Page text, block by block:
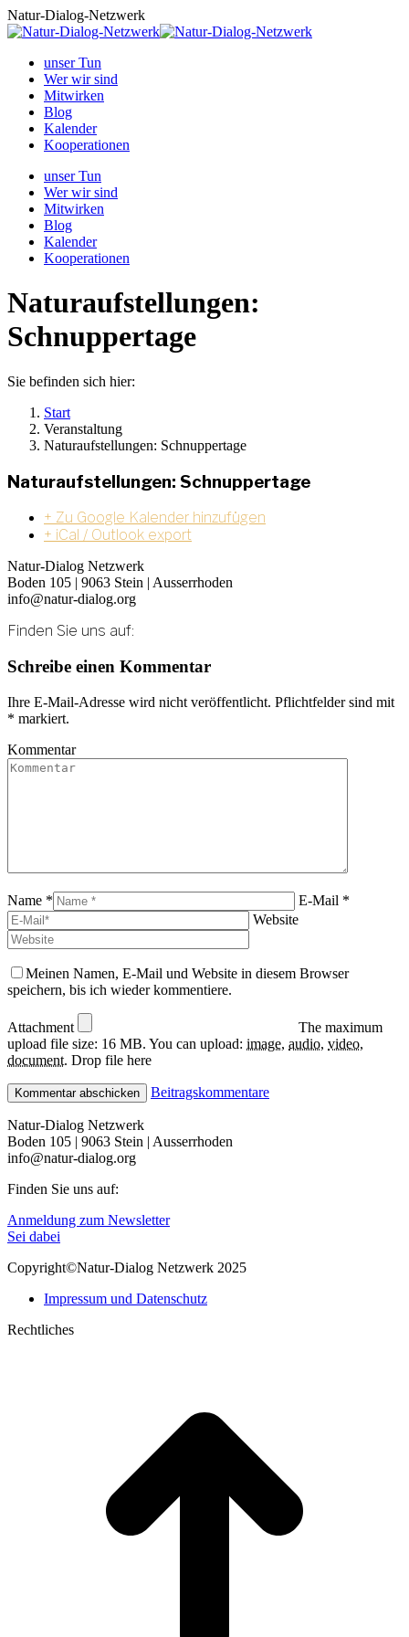
Zum
Inhalt
Natur-Dialog-Netzwerk
unser Tun
Wer wir sind
Mitwirken
Blog
Kalender
Kooperationen
unser Tun
Wer wir sind
Mitwirken
Blog
Kalender
Kooperationen
Naturaufstellungen:
Schnuppertage
Sie befinden sich hier:
Start
Veranstaltung
Naturaufstellungen: Schnuppertage
Naturaufstellungen: Schnuppertage
+ Zu Google Kalender hinzufügen
+ iCal / Outlook export
Natur-Dialog Netzwerk
Boden 105 | 9063 Stein | Ausserrhoden
info@natur-dialog.org
Finden Sie uns auf:
Linkedin
page
opens
in
new
window
E-
Mail
page
opens
new
window
Schreibe einen Kommentar
Ihre E-Mail-Adresse wird nicht veröffentlicht. Pflichtfelder sind mit
* markiert.
Kommentar
Name *
E-Mail *
Website
Meinen Namen, E-Mail und Website in diesem Browser
speichern, bis ich wieder kommentiere.
Attachment
The maximum
upload file size: 16 MB. You can upload: image, audio, video,
document. Drop file here
Beitragskommentare
Natur-Dialog Netzwerk
Boden 105 | 9063 Stein | Ausserrhoden
info@natur-dialog.org
Finden Sie uns auf:
Linkedin
page
in
window
E-
Mail
opens
new
Anmeldung zum Newsletter
Sei dabei
Copyright©Natur-Dialog Netzwerk 2025
Impressum und Datenschutz
Rechtliches